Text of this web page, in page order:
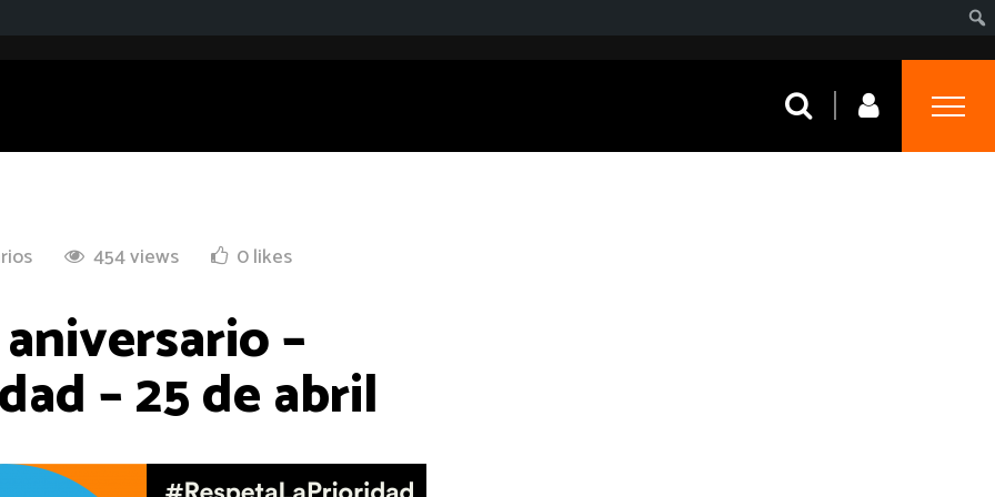
454 views 0 likes
–
– 25 de abril